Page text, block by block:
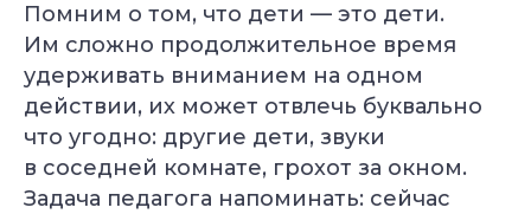
Помним о том, что дети — это дети.
Им сложно продолжительное время
удерживать вниманием на одном
действии, их может отвлечь буквально
что угодно: другие дети, звуки
в соседней комнате, грохот за окном.
Задача педагога напоминать: сейчас